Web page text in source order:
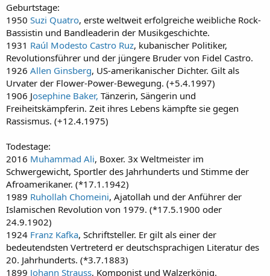
:
Geburtstage:
1950 Suzi Quatro, erste weltweit erfolgreiche weibliche Rock-
Bassistin und Bandleaderin der Musikgeschichte.
1931 Raúl Modesto Castro Ruz, kubanischer Politiker,
Revolutionsführer und der jüngere Bruder von Fidel Castro.
1926 Allen Ginsberg, US-amerikanischer Dichter. Gilt als
Urvater der Flower-Power-Bewegung. (+5.4.1997)
1906 Josephine Baker, Tänzerin, Sängerin und
Freiheitskämpferin. Zeit ihres Lebens kämpfte sie gegen
Rassismus. (+12.4.1975)
Todestage:
2016 Muhammad Ali, Boxer. 3x Weltmeister im
Schwergewicht, Sportler des Jahrhunderts und Stimme der
Afroamerikaner. (*17.1.1942)
1989 Ruhollah Chomeini, Ajatollah und der Anführer der
Islamischen Revolution von 1979. (*17.5.1900 oder
24.9.1902)
1924 Franz Kafka, Schriftsteller. Er gilt als einer der
bedeutendsten Vertreterd er deutschsprachigen Literatur des
20. Jahrhunderts. (*3.7.1883)
1899 Johann Strauss, Komponist und Walzerkönig.